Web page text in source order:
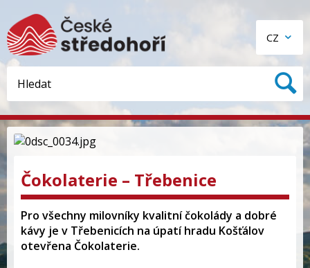
CZ
Čokolaterie – Třebenice
Pro všechny milovníky kvalitní čokolády a dobré
kávy je v Třebenicích na úpatí hradu Košťálov
otevřena Čokolaterie.